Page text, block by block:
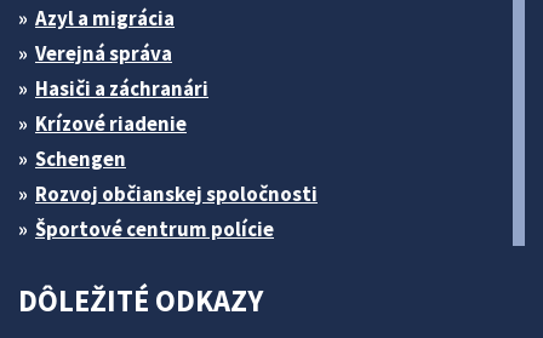
Azyl a migrácia
Verejná správa
Hasiči a záchranári
Krízové riadenie
Schengen
Rozvoj občianskej spoločnosti
Športové centrum polície
DÔLEŽITÉ ODKAZY